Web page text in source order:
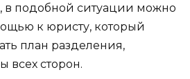
в подобной ситуации можно
к юристу, который
план разделения,
всех сторон.